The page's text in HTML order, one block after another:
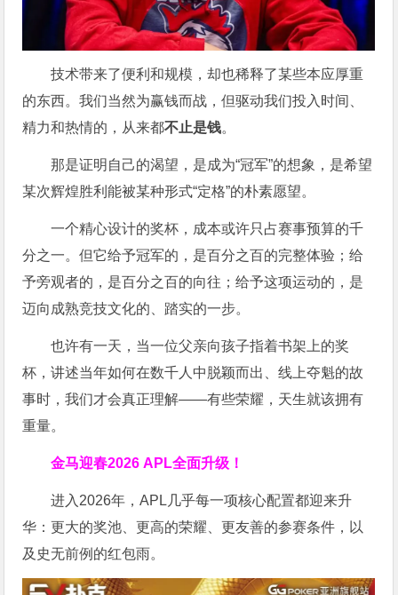
技术带来了便利和规模，却也稀释了某些本应厚重
的东西。我们当然为赢钱而战，但驱动我们投入时间、
精力和热情的，从来都不止是钱。
那是证明自己的渴望，是成为“冠军”的想象，是希望
某次辉煌胜利能被某种形式“定格”的朴素愿望。
一个精心设计的奖杯，成本或许只占赛事预算的千
分之一。但它给予冠军的，是百分之百的完整体验；给
予旁观者的，是百分之百的向往；给予这项运动的，是
迈向成熟竞技文化的、踏实的一步。
也许有一天，当一位父亲向孩子指着书架上的奖
杯，讲述当年如何在数千人中脱颖而出、线上夺魁的故
事时，我们才会真正理解——有些荣耀，天生就该拥有
重量。
金马迎春2026 APL全面升级！
进入2026年，APL几乎每一项核心配置都迎来升
华：更大的奖池、更高的荣耀、更友善的参赛条件，以
及史无前例的红包雨。